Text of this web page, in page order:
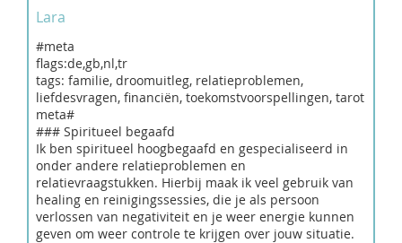
Lara
#meta
flags:de,gb,nl,tr
tags: familie, droomuitleg, relatieproblemen,
liefdesvragen, financiën, toekomstvoorspellingen, tarot
meta#
### Spiritueel begaafd
Ik ben spiritueel hoogbegaafd en gespecialiseerd in
onder andere relatieproblemen en
relatievraagstukken. Hierbij maak ik veel gebruik van
healing en reinigingssessies, die je als persoon
verlossen van negativiteit en je weer energie kunnen
geven om weer controle te krijgen over jouw situatie.